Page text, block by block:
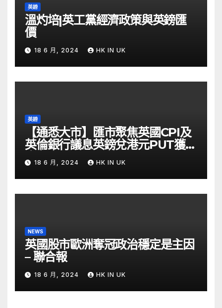
英鎊
溫灼培|英工黨經濟政策與英鎊匯
價
18 6 月, 2024 HK IN UK
英鎊
【通悉大市】匯市聚焦英國CPI及
英倫銀行議息英鎊兌港元PUT獲資
金留意 – Now 財經
18 6 月, 2024 HK IN UK
NEWS
英國股市歐洲奪冠政治穩定是主因
– 聯合報
18 6 月, 2024 HK IN UK